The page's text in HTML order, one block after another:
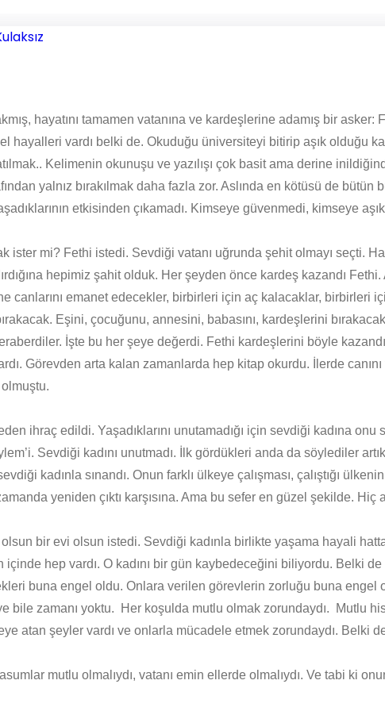
hayatını tamamen vatanına ve kardeşlerine adamış bir asker:
vardı belki de. Okuduğu üniversiteyi bitirip aşık olduğu
Kelimenin okunuşu ve yazılışı çok basit ama derine
yalnız bırakılmak daha fazla zor. Aslında en kötüsü de bütün
etkisinden çıkamadı. Kimseye güvenmedi, kimseye
ister mi? Fethi istedi. Sevdiği vatanı uğrunda şehit olmayı seçti.
hepimiz şahit olduk. Her şeyden önce kardeş kazandı Fethi.
canlarını emanet edecekler, birbirleri için aç kalacaklar, birbirleri
Eşini, çocuğunu, annesini, babasını, kardeşlerini
İşte bu her şeye değerdi. Fethi kardeşlerini böyle
Görevden arta kalan zamanlarda hep kitap okurdu. İlerde canını
ihraç edildi. Yaşadıklarını unutamadığı için sevdiği kadına
Sevdiği kadını unutmadı. İlk gördükleri anda da söylediler
kadınla sınandı. Onun farklı ülkeye çalışması, çalıştığı
yeniden çıktı karşısına. Ama bu sefer en güzel şekilde.
bir evi olsun istedi. Sevdiği kadınla birlikte yaşama hayali
hep vardı. O kadını bir gün kaybedeceğini biliyordu. Belki
buna engel oldu. Onlara verilen görevlerin zorluğu buna engel
bile zamanı yoktu. Her koşulda mutlu olmak zorundaydı. Mutlu
atan şeyler vardı ve onlarla mücadele etmek zorundaydı.
mutlu olmalıydı, vatanı emin ellerde olmalıydı. Ve tabi ki